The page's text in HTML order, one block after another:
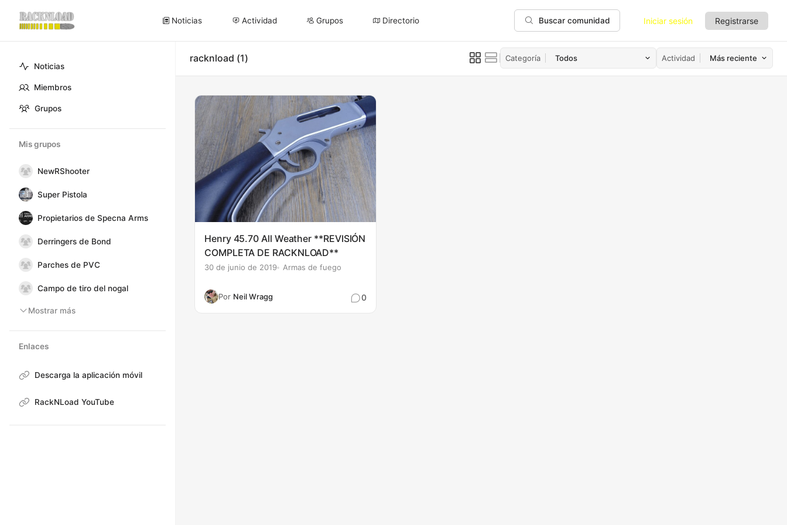
Noticias
Miembros
Grupos
Mis grupos
NewRShooter
Super Pistola
Propietarios de Specna Arms
Derringers de Bond
Parches de PVC
Campo de tiro del nogal
Mostrar más
Enlaces
Descarga la aplicación móvil
RackNLoad YouTube
Noticias Actividad Grupos Directorio Buscar comunidad Iniciar sesión Registrarse
racknload 1 Categoría Actividad
Henry 45.70 All Weather **REVISIÓN
COMPLETA DE RACKNLOAD**
30 de junio de 2019 Armas de fuego
Por Neil Wragg 0